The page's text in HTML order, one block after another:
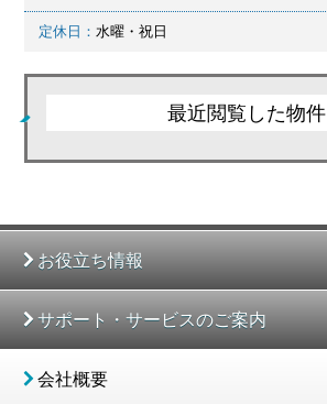
定休日： 水曜・祝日
最近閲覧した物件
お役立ち情報
サポート・サービスのご案内
会社概要